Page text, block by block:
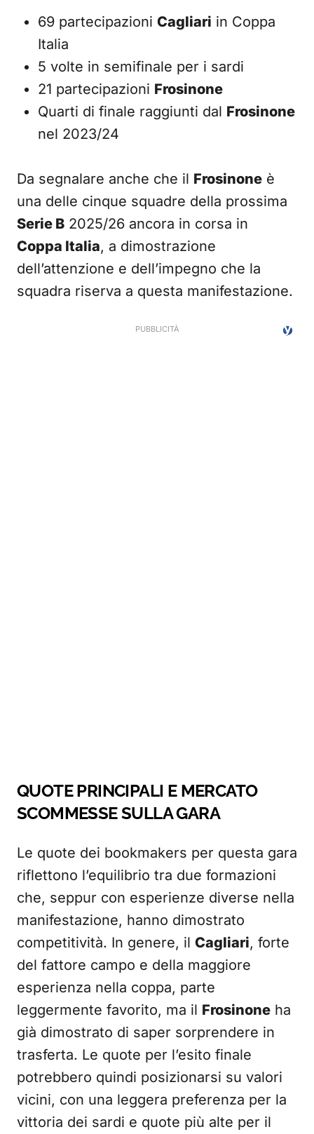
69 partecipazioni Cagliari in Coppa
Italia
5 volte in semifinale per i sardi
21 partecipazioni Frosinone
Quarti di finale raggiunti dal Frosinone
nel 2023/24
Da segnalare anche che il Frosinone è
una delle cinque squadre della prossima
Serie B 2025/26 ancora in corsa in
Coppa Italia, a dimostrazione
dell’attenzione e dell’impegno che la
squadra riserva a questa manifestazione.
QUOTE PRINCIPALI E MERCATO
SCOMMESSE SULLA GARA
Le quote dei bookmakers per questa gara
riflettono l’equilibrio tra due formazioni
che, seppur con esperienze diverse nella
manifestazione, hanno dimostrato
competitività. In genere, il Cagliari, forte
del fattore campo e della maggiore
esperienza nella coppa, parte
leggermente favorito, ma il Frosinone ha
già dimostrato di saper sorprendere in
trasferta. Le quote per l’esito finale
potrebbero quindi posizionarsi su valori
vicini, con una leggera preferenza per la
vittoria dei sardi e quote più alte per il